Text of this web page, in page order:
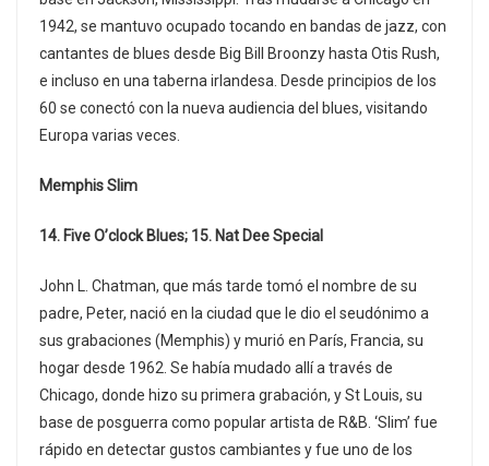
1942, se mantuvo ocupado tocando en bandas de jazz, con
cantantes de blues desde Big Bill Broonzy hasta Otis Rush,
e incluso en una taberna irlandesa. Desde principios de los
60 se conectó con la nueva audiencia del blues, visitando
Europa varias veces.
Memphis Slim
14. Five O’clock Blues; 15. Nat Dee Special
John L. Chatman, que más tarde tomó el nombre de su
padre, Peter, nació en la ciudad que le dio el seudónimo a
sus grabaciones (Memphis) y murió en París, Francia, su
hogar desde 1962. Se había mudado allí a través de
Chicago, donde hizo su primera grabación, y St Louis, su
base de posguerra como popular artista de R&B. ‘Slim’ fue
rápido en detectar gustos cambiantes y fue uno de los